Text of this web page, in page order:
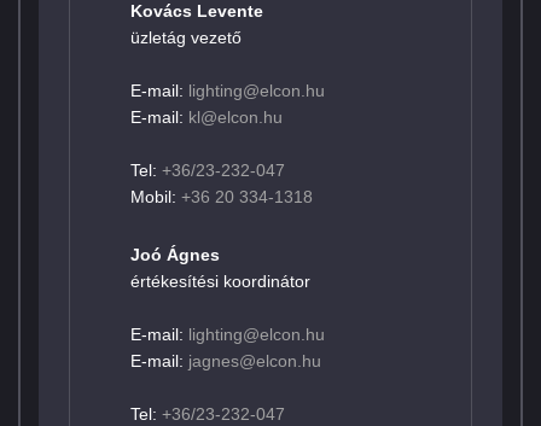
Kovács Levente
üzletág vezető
E-mail: lighting@elcon.hu
E-mail: kl@elcon.hu
Tel: +36/23-232-047
Mobil: +36 20 334-1318
Joó Ágnes
értékesítési koordinátor
E-mail: lighting@elcon.hu
E-mail: jagnes@elcon.hu
Tel: +36/23-232-047